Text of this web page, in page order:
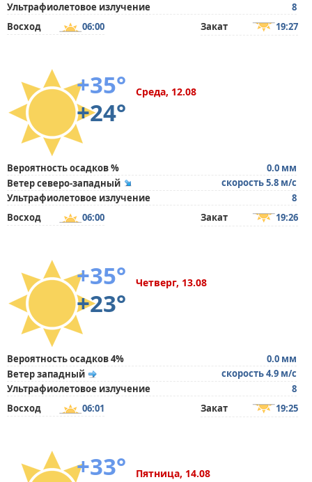
Ультрафиолетовое излучение
8
Восход
06:00 Закат 19:27
+35°
+24°
Среда, 12.08
Вероятность осадков %
0.0 мм
Ветер северо-западный
скорость 5.8 м/с
Ультрафиолетовое излучение
8
Восход
06:00 Закат 19:26
+35°
+23°
Четверг, 13.08
Вероятность осадков 4%
0.0 мм
Ветер западный
скорость 4.9 м/с
Ультрафиолетовое излучение
8
Восход
06:01 Закат 19:25
+33°
Пятница, 14.08